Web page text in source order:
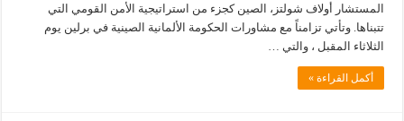
المستشار أولاف شولتز، الصين كجزء من استراتيجية الأمن القومي التي
تتبناها. وتأتي تزامناً مع مشاورات الحكومة الألمانية الصينية في برلين يوم
الثلاثاء المقبل ، والتي …
أكمل القراءة »